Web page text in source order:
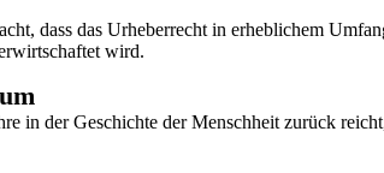
dass das Urheberrecht in erheblichem
wird.
in der Geschichte der Menschheit zurück